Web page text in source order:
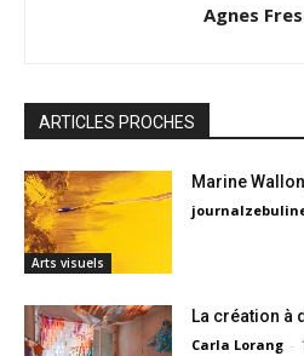
Agnes
ARTICLES PROCHES
Arts visuels
Marine
La création à
Carla Lorang -